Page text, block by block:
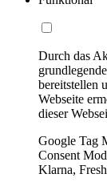
Durch das
bereitstellen
Webseite
dieser
Google Tag
Consent
Klarna,